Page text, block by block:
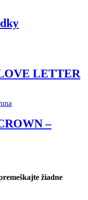
LETTER
–
žiadne